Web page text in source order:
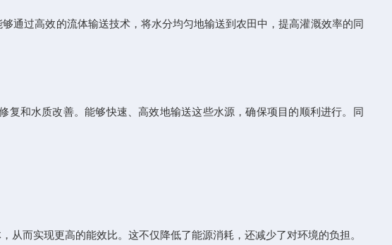
过高效的流体输送技术，将水分均匀地输送到农田中，提高灌溉效率的同
和水质改善。能够快速、高效地输送这些水源，确保项目的顺利进行。同
而实现更高的能效比。这不仅降低了能源消耗，还减少了对环境的负担。